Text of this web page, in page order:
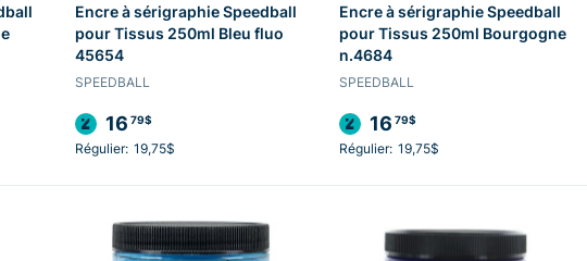
Encre à sérigraphie Speedball
pour Tissus 250ml Bleu fluo
45654
SPEEDBALL
16 79$
Régulier: 19,75$
Encre à sérigraphie Speedball
pour Tissus 250ml Bourgogne
n.4684
SPEEDBALL
16 79$
Régulier: 19,75$